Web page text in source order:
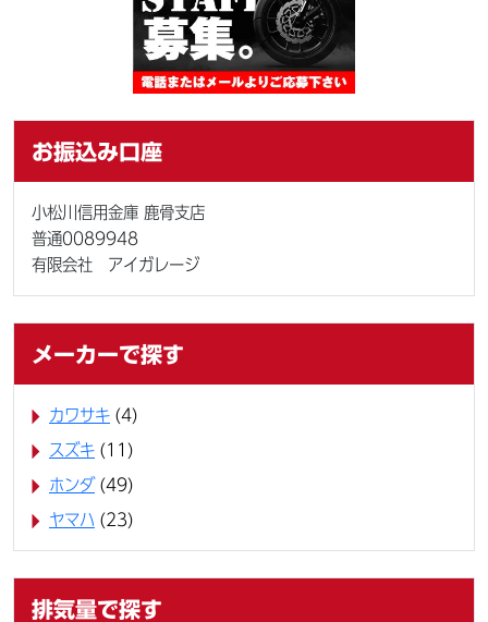
お振込み口座
小松川信用金庫 鹿骨支店
普通0089948
有限会社 アイガレージ
メーカーで探す
カワサキ (4)
スズキ (11)
ホンダ (49)
ヤマハ (23)
排気量で探す